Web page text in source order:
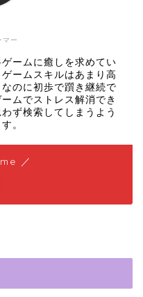
マー
ームに癒しを求めてい
ームスキルはあまり高
のに初歩で躓き継続で
ムでストレス解消でき
ず検索してしまうよう
。
／